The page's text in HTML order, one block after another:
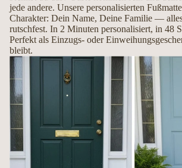
Mit Liebe handgemacht in
Jede Fußmatte wird erst nach Ihrer Bestellung
ein hochwertiges Unikat, das Ihren Hund und Ihre
widerspiegelt.
jede andere. Unsere personalisierten
Charakter: Dein Name, Deine Familie —
rutschfest. In 2 Minuten personalisiert, in 48
Perfekt als Einzugs- oder
bleibt.